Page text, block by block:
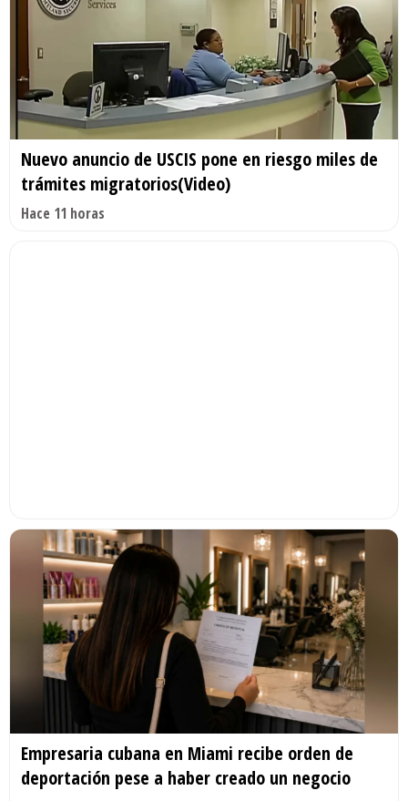
Nuevo anuncio de USCIS pone en riesgo miles de
trámites migratorios(Video)
Hace 11 horas
Empresaria cubana en Miami recibe orden de
deportación pese a haber creado un negocio